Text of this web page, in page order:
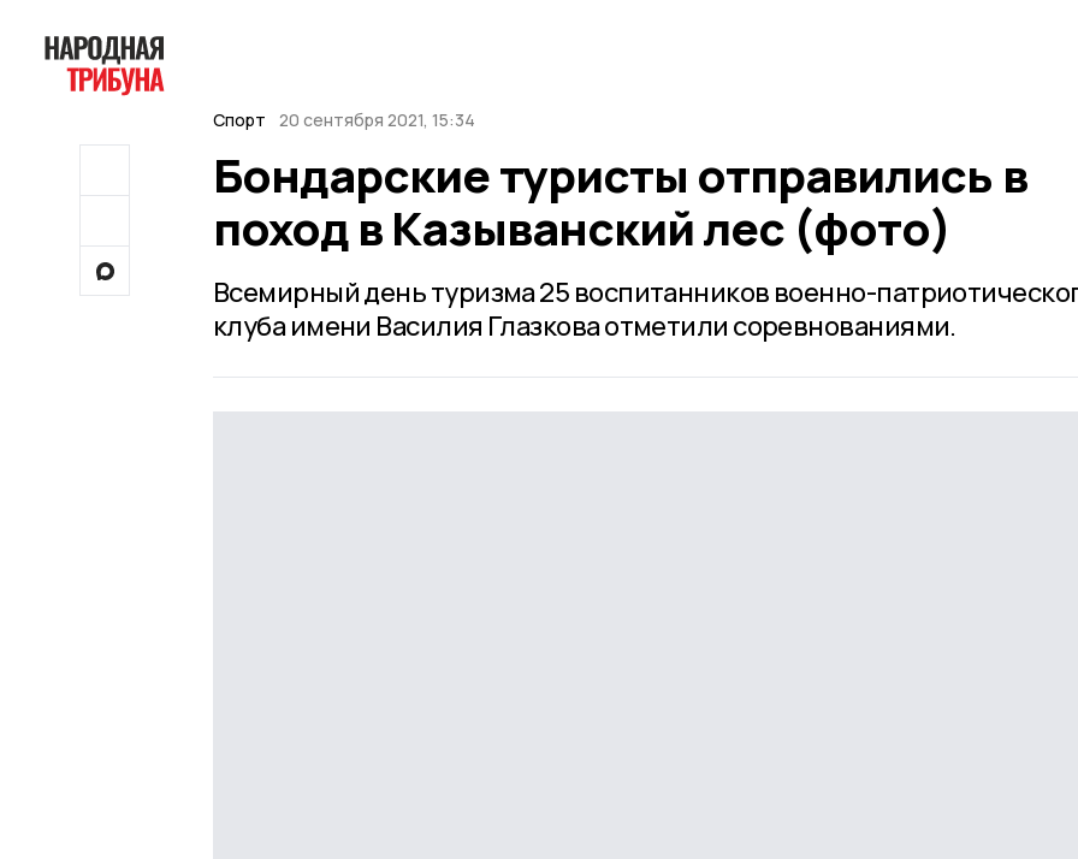
Спорт 20 сентября 2021, 15:34
Бондарские туристы отправились в
поход в Казыванский лес (фото)
Всемирный день туризма 25 воспитанников военно-
клуба имени Василия Глазкова отметили соревнованиями.